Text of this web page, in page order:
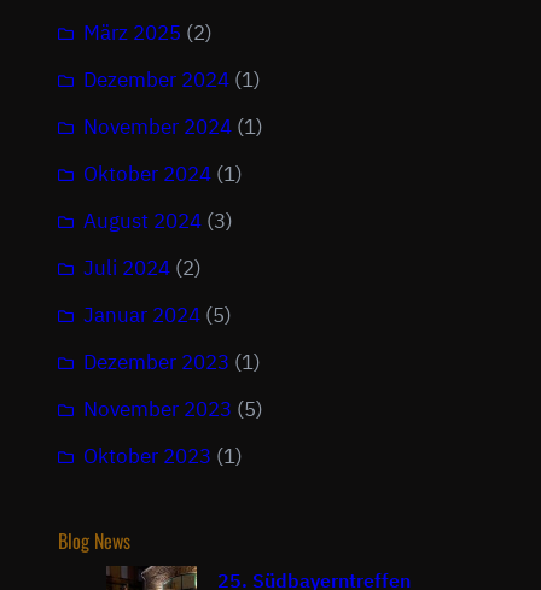
März 2025 (2)
Dezember 2024 (1)
November 2024 (1)
Oktober 2024 (1)
August 2024 (3)
Juli 2024 (2)
Januar 2024 (5)
Dezember 2023 (1)
November 2023 (5)
Oktober 2023 (1)
Blog News
25. Südbayerntreffen